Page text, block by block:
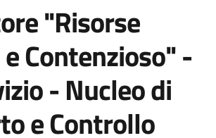
"Risorse
Contenzioso" -
- Nucleo di
e Controllo